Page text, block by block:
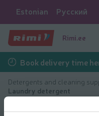
Estonian Русский
Rimi.ee
Book delivery time
Detergents and cleaning
Laundry detergent